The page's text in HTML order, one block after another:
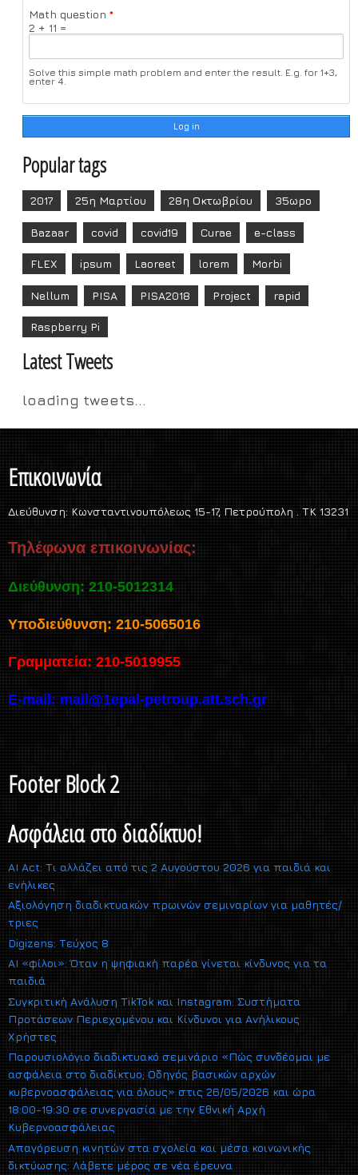
Math question *
2 + 11 =
Solve this simple math problem and enter the result. E.g. for 1+3,
enter 4.
Popular tags
2017 25η Μαρτίου 28η Οκτωβρίου 35ωρο
Bazaar covid covid19 Curae e-class
FLEX ipsum Laoreet lorem Morbi
Nellum PISA PISA2018 Project rapid
Raspberry Pi
Latest Tweets
loading tweets...
Επικοινωνία
Διεύθυνση: Κωνσταντινουπόλεως 15-17, Πετρούπολη . TK 13231
Τηλέφωνα επικοινωνίας:
Διεύθυνση: 210-5012314
Υποδιεύθυνση: 210-5065016
Γραμματεία: 210-5019955
E-mail: mail@1epal-petroup.att.sch.gr
Footer Block 2
Ασφάλεια στο διαδίκτυο!
AI Act: Τι αλλάζει από τις 2 Αυγούστου 2026 για παιδιά και
ενήλικες
Αξιολόγηση διαδικτυακών πρωινών σεμιναρίων για μαθητές/
τριες
Digizens: Τεύχος 8
AI «φίλοι»: Όταν η ψηφιακή παρέα γίνεται κίνδυνος για τα
παιδιά
Συγκριτική Ανάλυση TikTok και Instagram: Συστήματα
Προτάσεων Περιεχομένου και Κίνδυνοι για Ανήλικους
Χρήστες
Παρουσιολόγιο διαδικτυακό σεμινάριο «Πώς συνδέομαι με
ασφάλεια στο διαδίκτυο; Οδηγός βασικών αρχών
κυβερνοασφάλειας για όλους» στις 26/05/2026 και ώρα
18:00-19:30 σε συνεργασία με την Εθνική Αρχή
Κυβερνοασφάλειας
Απαγόρευση κινητών στα σχολεία και μέσα κοινωνικής
δικτύωσης: Λάβετε μέρος σε νέα έρευνα